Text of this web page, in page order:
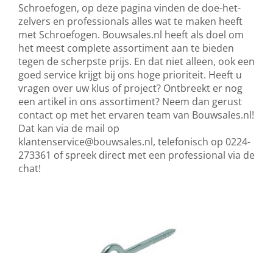
Schroefogen, op deze pagina vinden de doe-het-
zelvers en professionals alles wat te maken heeft
met Schroefogen. Bouwsales.nl heeft als doel om
het meest complete assortiment aan te bieden
tegen de scherpste prijs. En dat niet alleen, ook een
goed service krijgt bij ons hoge prioriteit. Heeft u
vragen over uw klus of project? Ontbreekt er nog
een artikel in ons assortiment? Neem dan gerust
contact op met het ervaren team van Bouwsales.nl!
Dat kan via de mail op
klantenservice@bouwsales.nl, telefonisch op 0224-
273361 of spreek direct met een professional via de
chat!